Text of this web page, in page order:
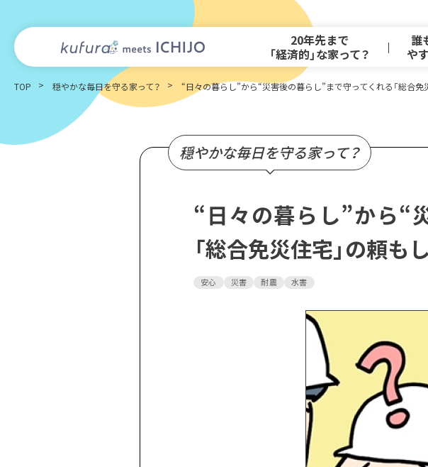
20年先まで
「経済的」な家って？
誰
や
TOP 穏やかな毎日を守る家って？ “日々の暮らし”から“災害後の暮らし”まで守ってくれる「総合免
穏やかな毎日を守る家って？
“日々の暮らし”から“
「総合免災住宅」の頼も
安心 災害 耐震 水害